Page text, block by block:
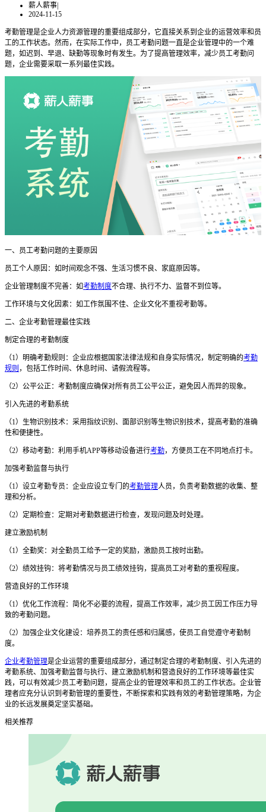
薪人薪事|
2024-11-15
考勤管理是企业人力资源管理的重要组成部分，它直接关系到企业的运营效率和员
工的工作状态。然而，在实际工作中，员工考勤问题一直是企业管理中的一个难
题，如迟到、早退、缺勤等现象时有发生。为了提高管理效率，减少员工考勤问
题，企业需要采取一系列最佳实践。
一、员工考勤问题的主要原因
员工个人原因：如时间观念不强、生活习惯不良、家庭原因等。
企业管理制度不完善：如考勤制度不合理、执行不力、监督不到位等。
工作环境与文化因素：如工作氛围不佳、企业文化不重视考勤等。
二、企业考勤管理最佳实践
制定合理的考勤制度
（1）明确考勤规则：企业应根据国家法律法规和自身实际情况，制定明确的考勤
规则 ，包括工作时间、休息时间、请假流程等。
（2）公平公正：考勤制度应确保对所有员工公平公正，避免因人而异的现象。
引入先进的考勤系统
（1）生物识别技术：采用指纹识别、面部识别等生物识别技术，提高考勤的准确
性和便捷性。
（2）移动考勤：利用手机APP等移动设备进行考勤，方便员工在不同地点打卡。
加强考勤监督与执行
（1）设立考勤专员：企业应设立专门的考勤管理人员，负责考勤数据的收集、整
理和分析。
（2）定期检查：定期对考勤数据进行检查，发现问题及时处理。
建立激励机制
（1）全勤奖：对全勤员工给予一定的奖励，激励员工按时出勤。
（2）绩效挂钩：将考勤情况与员工绩效挂钩，提高员工对考勤的重视程度。
营造良好的工作环境
（1）优化工作流程：简化不必要的流程，提高工作效率，减少员工因工作压力导
致的考勤问题。
（2）加强企业文化建设：培养员工的责任感和归属感，使员工自觉遵守考勤制
度。
企业考勤管理是企业运营的重要组成部分，通过制定合理的考勤制度、引入先进的
考勤系统、加强考勤监督与执行、建立激励机制和营造良好的工作环境等最佳实
践，可以有效减少员工考勤问题，提高企业的管理效率和员工的工作状态。企业管
理者应充分认识到考勤管理的重要性，不断探索和实践有效的考勤管理策略，为企
业的长远发展奠定坚实基础。
相关推荐